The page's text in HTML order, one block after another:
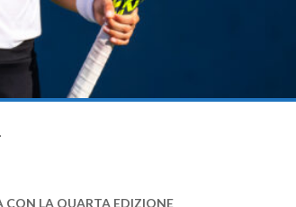
CON LA QUARTA EDIZIONE